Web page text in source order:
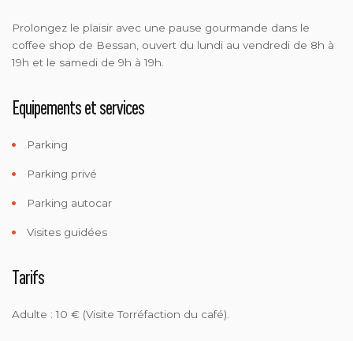
Prolongez le plaisir avec une pause gourmande dans le
coffee shop de Bessan, ouvert du lundi au vendredi de 8h à
19h et le samedi de 9h à 19h.
Equipements et services
Parking
Parking privé
Parking autocar
Visites guidées
Tarifs
Adulte : 10 € (Visite Torréfaction du café).